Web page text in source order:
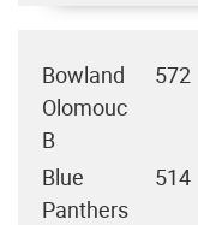
Bowland
Olomouc
B
572
Blue
Panthers
514